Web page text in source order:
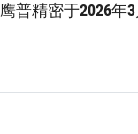
鹰普精密于2026年